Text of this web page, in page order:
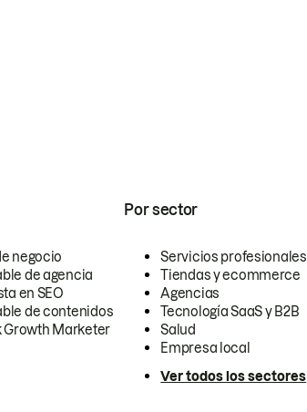
negocio
de agencia
en SEO
de contenidos
Growth Marketer
Por sector
Servicios profesionales
Tiendas y ecommerce
Agencias
Tecnología SaaS y B2B
Salud
Empresa local
Ver todos los sectores